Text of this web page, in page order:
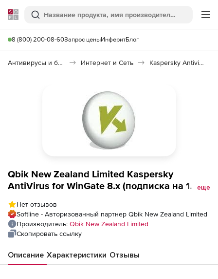
Softline
Поиск
8 (800) 200-08-60Запрос ценыИнферитБлог
Антивирусы и безопасность Интернет и Сеть Kaspersky Antivirus for WinGate 8
Qbik New Zealand Limited Kaspersky
AntiVirus for WinGate 8.x (подписка на 1
еще
Нет отзывов
Softline - Авторизованный партнер Qbik New Zealand Limited
Производитель: Qbik New Zealand Limited
Скопировать ссылку
Описание Характеристики Отзывы